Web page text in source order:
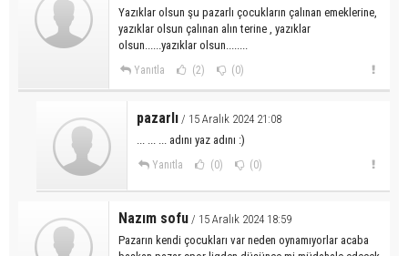
Yazıklar olsun şu pazarlı çocukların çalınan emeklerine,
yazıklar olsun çalınan alın terine , yazıklar
olsun......yazıklar olsun........
Yanıtla (2) (0)
pazarlı / 15 Aralık 2024 21:08
... ... ... adını yaz adını :)
Yanıtla (0) (0)
Nazım sofu / 15 Aralık 2024 18:59
Pazarın kendi çocukları var neden oynamıyorlar acaba